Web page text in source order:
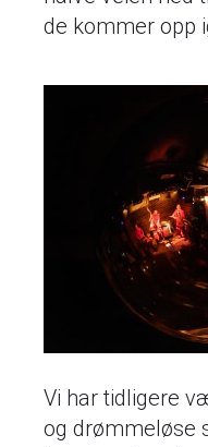
de kommer opp
Vi har tidligere
og drømmeløse